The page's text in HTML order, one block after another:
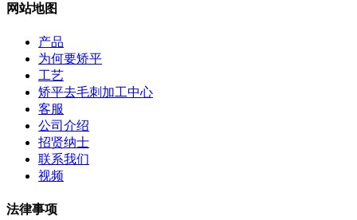
网站地图
产品
为何要矫平
工艺
矫平去毛刺加工中心
客服
公司介绍
招贤纳士
联系我们
视频
法律事项